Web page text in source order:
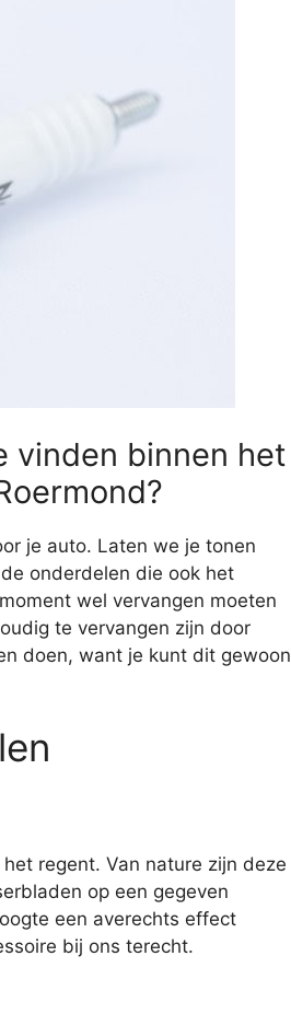
vinden binnen het
je auto. Laten we je tonen
onderdelen die ook het
wel vervangen moeten
te vervangen zijn door
doen, want je kunt dit gewoon
regent. Van nature zijn deze
op een gegeven
een averechts effect
bij ons terecht.